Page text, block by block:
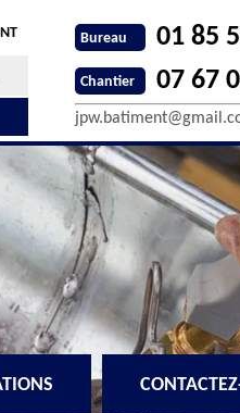
Bureau 01 85
Chantier 07 67